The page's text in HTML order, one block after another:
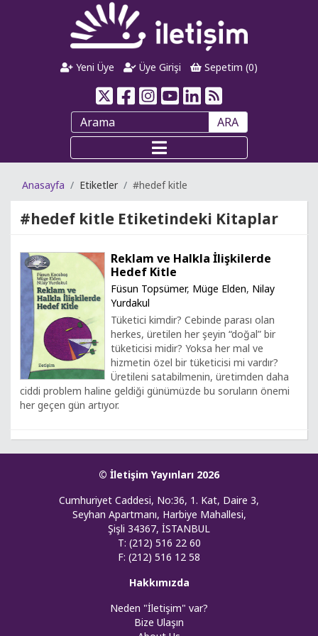
Yeni Üye Üye Girişi Sepetim (0)
ARA
Anasayfa Etiketler #hedef kitle
#hedef kitle Etiketindeki Kitaplar
Reklam ve Halkla İlişkilerde
Hedef Kitle
Füsun Topsümer, Müge Elden, Nilay
Yurdakul
Tüketici kimdir? Cebinde parası olan
herkes, üretilen her şeyin “doğal” bir
tüketicisi midir? Yoksa her mal ve
hizmetin özel bir tüketicisi mi vardır?
Üretileni satabilmenin, üretimden daha
ciddi problem haline geldiği günümüzde bu soruların önemi
her geçen gün artıyor.
© İletişim Yayınları 2026
Cumhuriyet Caddesi, No:36, 1. Kat, Daire 3,
Seyhan Apartmanı, Harbiye Mahallesi,
Şişli 34367, İSTANBUL
T: (212) 516 22 60
F: (212) 516 12 58
Hakkımızda
Neden "İletişim" var?
Bize Ulaşın